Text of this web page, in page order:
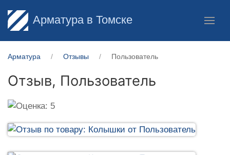
Арматура в Томске
Арматура Отзывы Пользователь
Отзыв, Пользователь